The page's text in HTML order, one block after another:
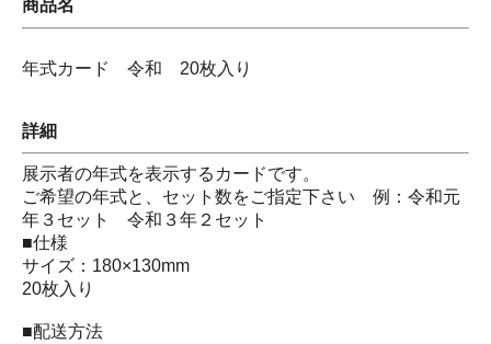
商品名
年式カード 令和 20枚入り
詳細
展示者の年式を表示するカードです。
ご希望の年式と、セット数をご指定下さい 例：令和元
年３セット 令和３年２セット
■仕様
サイズ：180×130mm
20枚入り
■配送方法